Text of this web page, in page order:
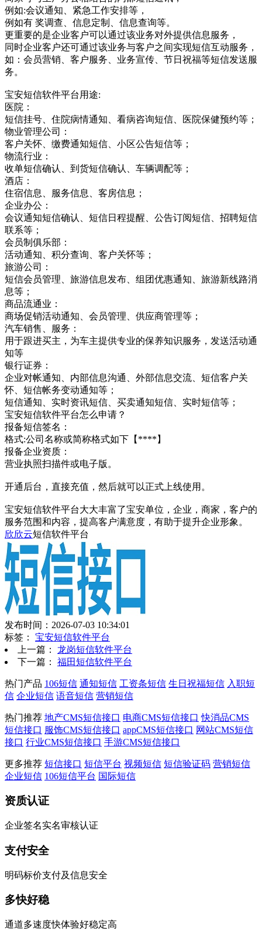
例如:会议通知、紧急工作安排等，
例如有 奖调查、信息定制、信息查询等。
更重要的是企业客户可以通过该业务对外提供信息服务，
同时企业客户还可通过该业务与客户之间实现短信互动服务，
如：会员营销、客户服务、业务宣传、节日祝福等短信发送服
务。
宝安短信软件平台用途:
医院：
短信挂号、住院病情通知、看病咨询短信、医院保健预约等；
物业管理公司：
客户关怀、缴费通知短信、小区公告短信等；
物流行业：
收单短信确认、到货短信确认、车辆调配等；
酒店：
住宿信息、服务信息、客房信息；
企业办公：
会议通知短信确认、短信日程提醒、公告订阅短信、招聘短信
联系等；
会员制俱乐部：
活动通知、积分查询、客户关怀等；
旅游公司：
短信会员管理、旅游信息发布、组团优惠通知、旅游新线路消
息等；
商品流通业：
商场促销活动通知、会员管理、供应商管理等；
汽车销售、服务：
用于跟进买主，为车主提供专业的保养知识服务，发送活动通
知等
银行证券：
企业对帐通知、内部信息沟通、外部信息交流、短信客户关
怀、短信帐务变动通知等；
短信通知、实时资讯短信、买卖通知短信、实时短信等；
宝安短信软件平台怎么申请？
报备短信签名：
格式:公司名称或简称格式如下【****】
报备企业资质：
营业执照扫描件或电子版。
开通后台，直接充值，然后就可以正式上线使用。
宝安短信软件平台大大丰富了宝安单位，企业，商家，客户的
服务范围和内容，提高客户满意度，有助于提升企业形象。
欣欣云短信软件平台
发布时间：2026-07-03 10:34:01
标签： 宝安短信软件平台
上一篇： 龙岗短信软件平台
下一篇： 福田短信软件平台
热门产品 106短信 通知短信 工资条短信 生日祝福短信 入职短
信 企业短信 语音短信 营销短信
热门推荐 地产CMS短信接口 电商CMS短信接口 快消品CMS
短信接口 服饰CMS短信接口 appCMS短信接口 网站CMS短信
接口 行业CMS短信接口 手游CMS短信接口
更多推荐 短信接口 短信平台 视频短信 短信验证码 营销短信
企业短信 106短信平台 国际短信
资质认证
企业签名实名审核认证
支付安全
明码标价支付及信息安全
多快好稳
通道多速度快体验好稳定高